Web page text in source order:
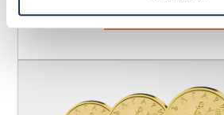
Weitere Details